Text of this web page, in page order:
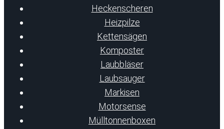
Heckenscheren
Heizpilze
Kettensägen
Komposter
Laubbläser
Laubsauger
Markisen
Motorsense
Mülltonnenboxen